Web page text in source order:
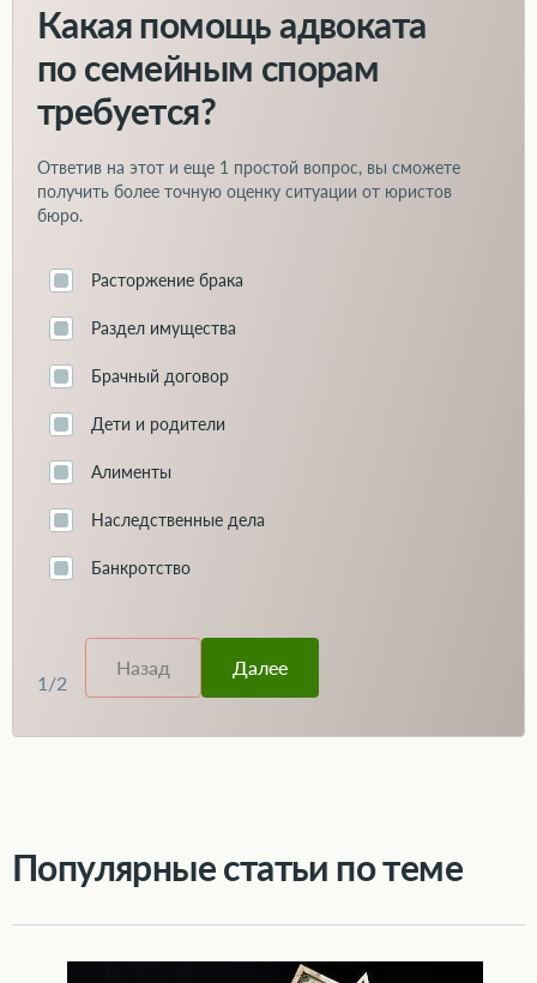
Какая помощь адвоката
по семейным спорам
требуется?
Ответив на этот и еще 1 простой вопрос, вы сможете
получить более точную оценку ситуации от юристов
бюро.
1 /2
Расторжение брака
Раздел имущества
Брачный договор
Дети и родители
Алименты
Наследственные дела
Банкротство
Назад Далее
Популярные статьи по теме